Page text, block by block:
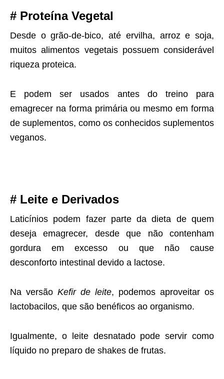
# Proteína Vegetal
Desde o grão-de-bico, até ervilha, arroz e soja,
muitos alimentos vegetais possuem considerável
riqueza proteica.
E podem ser usados antes do treino para
emagrecer na forma primária ou mesmo em forma
de suplementos, como os conhecidos suplementos
veganos.
# Leite e Derivados
Laticínios podem fazer parte da dieta de quem
deseja emagrecer, desde que não contenham
gordura em excesso ou que não cause
desconforto intestinal devido a lactose.
Na versão Kefir de leite, podemos aproveitar os
lactobacilos, que são benéficos ao organismo.
Igualmente, o leite desnatado pode servir como
líquido no preparo de shakes de frutas.